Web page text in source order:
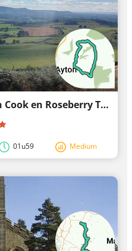
Monument van Kapitein Cook en Roseberry Topping
01u59 Medium